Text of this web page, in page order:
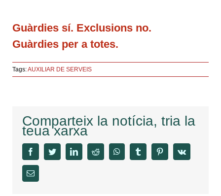
Guàrdies sí. Exclusions no.
Guàrdies per a totes.
Tags:AUXILIAR DE SERVEIS
Comparteix la notícia, tria la
teua xarxa
facebooktwitter linkedinreddit whatsapptumblr pinterestvk
Email